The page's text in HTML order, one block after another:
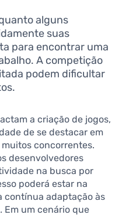
alguns
suas
para encontrar uma
A competição
podem dificultar
a criação de jogos,
de se destacar em
concorrentes.
desenvolvedores
na busca por
poderá estar na
contínua adaptação às
Em um cenário que